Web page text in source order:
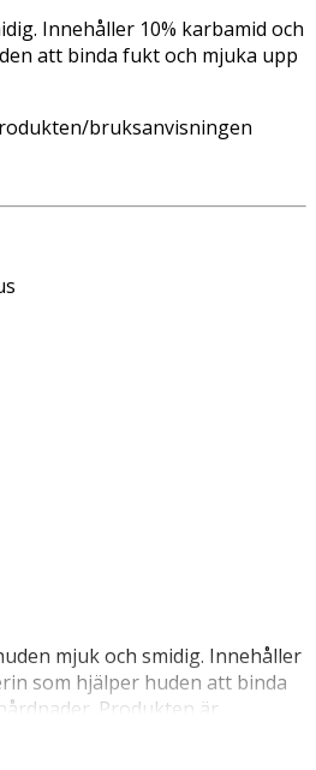
Innehåller 10% karbamid och
att binda fukt och mjuka upp
bruksanvisningen
mjuk och smidig. Innehåller
som hjälper huden att binda
Produkten är
eukalyptus som ger en